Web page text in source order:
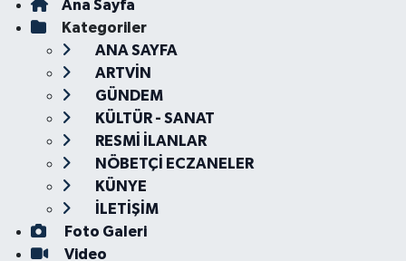
Ana Sayfa
Kategoriler
ANA SAYFA
ARTVİN
GÜNDEM
KÜLTÜR - SANAT
RESMİ İLANLAR
NÖBETÇİ ECZANELER
KÜNYE
İLETİŞİM
Foto Galeri
Video